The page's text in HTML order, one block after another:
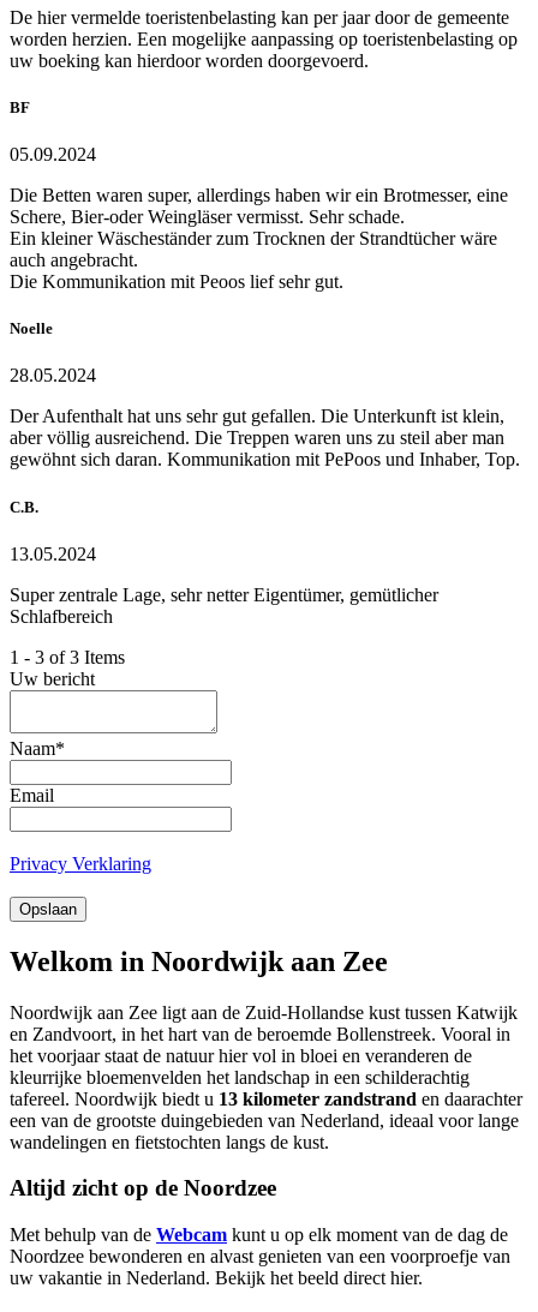
De hier vermelde toeristenbelasting kan per jaar door de gemeente
worden herzien. Een mogelijke aanpassing op toeristenbelasting op
uw boeking kan hierdoor worden doorgevoerd.
BF
05.09.2024
Die Betten waren super, allerdings haben wir ein Brotmesser, eine
Schere, Bier-oder Weingläser vermisst. Sehr schade.
Ein kleiner Wäscheständer zum Trocknen der Strandtücher wäre
auch angebracht.
Die Kommunikation mit Peoos lief sehr gut.
Noelle
28.05.2024
Der Aufenthalt hat uns sehr gut gefallen. Die Unterkunft ist klein,
aber völlig ausreichend. Die Treppen waren uns zu steil aber man
gewöhnt sich daran. Kommunikation mit PePoos und Inhaber, Top.
C.B.
13.05.2024
Super zentrale Lage, sehr netter Eigentümer, gemütlicher
Schlafbereich
1 - 3 of 3 Items
Uw bericht
Naam*
Email
Privacy Verklaring
Opslaan
Welkom in Noordwijk aan Zee
Noordwijk aan Zee ligt aan de Zuid-Hollandse kust tussen Katwijk
en Zandvoort, in het hart van de beroemde Bollenstreek. Vooral in
het voorjaar staat de natuur hier vol in bloei en veranderen de
kleurrijke bloemenvelden het landschap in een schilderachtig
tafereel. Noordwijk biedt u 13 kilometer zandstrand en daarachter
een van de grootste duingebieden van Nederland, ideaal voor lange
wandelingen en fietstochten langs de kust.
Altijd zicht op de Noordzee
Met behulp van de Webcam kunt u op elk moment van de dag de
Noordzee bewonderen en alvast genieten van een voorproefje van
uw vakantie in Nederland. Bekijk het beeld direct hier.